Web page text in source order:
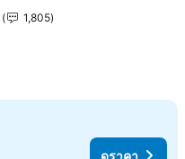
1,805
ดูราคา